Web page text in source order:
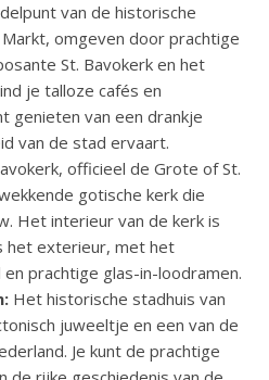
van de historische
omgeven door prachtige
St. Bavokerk en het
je talloze cafés en
genieten van een drankje
van de stad ervaart.
officieel de Grote of St.
gotische kerk die
Het interieur van de kerk is
het exterieur, met het
prachtige glas-in-loodramen.
Het historische stadhuis van
juweeltje en een van de
Je kunt de prachtige